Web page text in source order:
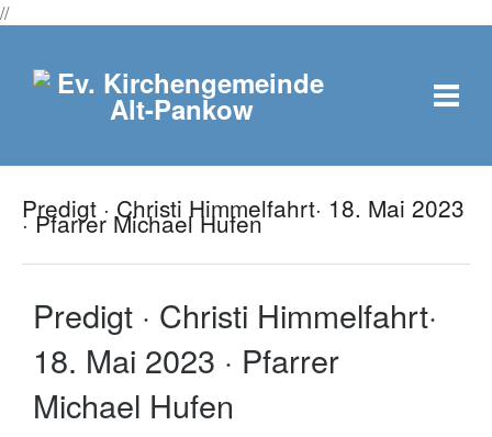
//
Predigt · Christi Himmelfahrt· 18. Mai 2023
· Pfarrer Michael Hufen
Predigt · Christi Himmelfahrt·
18. Mai 2023 · Pfarrer
Michael Hufen